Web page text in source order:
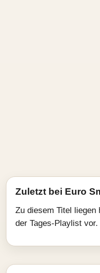
Zuletzt bei Euro
Zu diesem Titel
der Tages-Playlist vor.